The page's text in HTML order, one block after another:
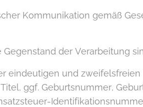
Kommunikation gemäß
der Verarbeitung
eindeutigen und
ggf. Geburtsnummer,